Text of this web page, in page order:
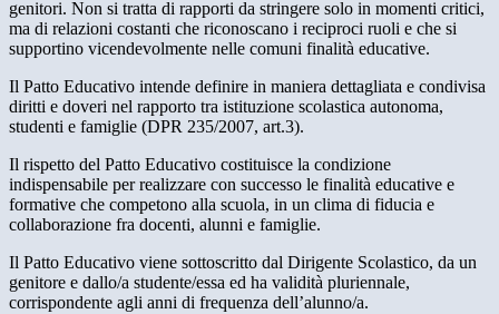
genitori. Non si tratta di rapporti da stringere solo in momenti critici,
ma di relazioni costanti che riconoscano i reciproci ruoli e che si
supportino vicendevolmente nelle comuni finalità educative.
Il Patto Educativo intende definire in maniera dettagliata e condivisa
diritti e doveri nel rapporto tra istituzione scolastica autonoma,
studenti e famiglie (DPR 235/2007, art.3).
Il rispetto del Patto Educativo costituisce la condizione
indispensabile per realizzare con successo le finalità educative e
formative che competono alla scuola, in un clima di fiducia e
collaborazione fra docenti, alunni e famiglie.
Il Patto Educativo viene sottoscritto dal Dirigente Scolastico, da un
genitore e dallo/a studente/essa ed ha validità pluriennale,
corrispondente agli anni di frequenza dell’alunno/a.